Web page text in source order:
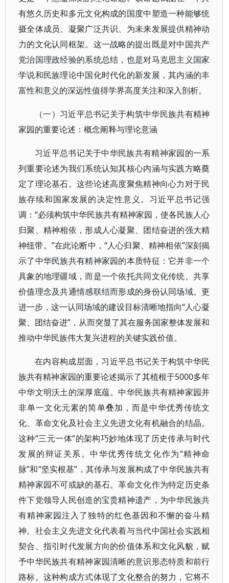
有悠久历史和多元文化构成的国度中塑造一种能够统
摄全体成员、凝聚广泛共识、为未来发展提供精神动
力的文化认同框架。这一战略的提出既是对中国共产
党治国理政经验的系统总结，也是对马克思主义国家
学说和民族理论中国化时代化的新发展，其内涵的丰
富性和意义的深远性值得学界高度关注和深入剖析。
（一）习近平总书记关于构筑中华民族共有精神
家园的重要论述：概念阐释与理论意涵
习近平总书记关于中华民族共有精神家园的一系
列重要论述为我们系统认知其核心内涵与实践方略奠
定了理论基石。这些论述高度聚焦精神向心力对于民
族存续和国家发展的决定性意义。习近平总书记强
调：“必须构筑中华民族共有精神家园，使各民族人心
归聚、精神相依，形成人心凝聚、团结奋进的强大精
神纽带。”在此论断中，“人心归聚、精神相依”深刻揭
示了中华民族共有精神家园的本质特征：它并非一个
具象的地理疆域，而是一个依托共同文化传统、共享
价值理念及共通情感联结而形成的身份认同场域。更
进一步，这一认同场域的建设目标清晰地指向“人心凝
聚、团结奋进”，从而突显了其在服务国家整体发展和
推动中华民族伟大复兴进程的关键实践价值。
在内容构成层面，习近平总书记关于构筑中华民
族共有精神家园的重要论述揭示了其植根于5000多年
中华文明沃土的深厚底蕴。中华民族共有精神家园并
非单一文化元素的简单叠加，而是中华优秀传统文
化、革命文化及社会主义先进文化有机融合的结晶。
这种“三元一体”的架构巧妙地体现了历史传承与时代
发展的辩证关系。中华优秀传统文化作为“精神命
脉”和“坚实根基”，其传承与发展构成了中华民族共有
精神家园不可或缺的基石。革命文化作为特定历史条
件下党领导人民创造的宝贵精神遗产，为中华民族共
有精神家园注入了独特的红色基因和不懈的奋斗精
神。社会主义先进文化代表着与当代中国社会实践相
契合、指引时代发展方向的价值体系和文化风貌，赋
予中华民族共有精神家园清晰的意识形态特质和前行
路标。这种构成方式体现了文化整合的努力，它将不